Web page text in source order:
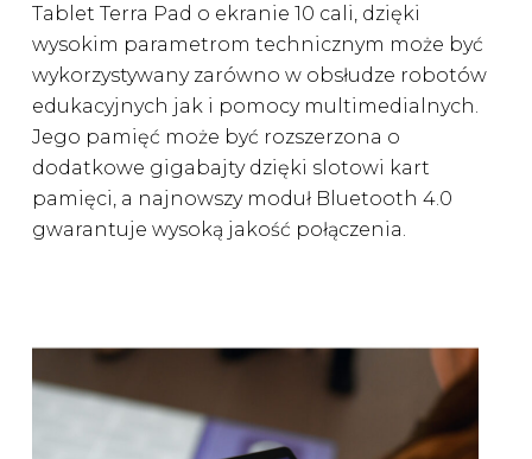
Tablet Terra Pad o ekranie 10 cali, dzięki
wysokim parametrom technicznym może być
wykorzystywany zarówno w obsłudze robotów
edukacyjnych jak i pomocy multimedialnych.
Jego pamięć może być rozszerzona o
dodatkowe gigabajty dzięki slotowi kart
pamięci, a najnowszy moduł Bluetooth 4.0
gwarantuje wysoką jakość połączenia.